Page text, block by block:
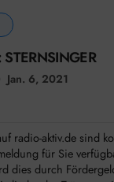
Jan. 6, 2021
radio-aktiv.de sind
für Sie
dies durch